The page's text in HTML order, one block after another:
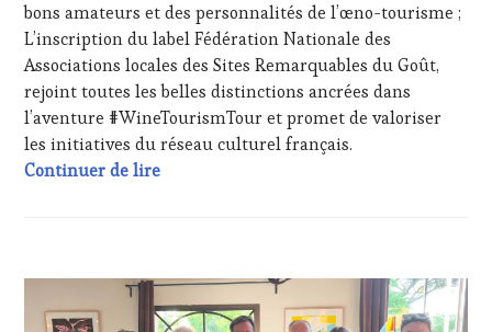
SOMMELIER,
VIGNOBLES,
WINE
TASTING
VOUCHER
TOURISM
FAME,
bons amateurs et des personnalités de l’œno-tourisme ;
L’inscription du label Fédération Nationale des
Associations locales des Sites Remarquables du Goût,
rejoint toutes les belles distinctions ancrées dans
l’aventure #WineTourismTour et promet de valoriser
les initiatives du réseau culturel français.
Continuer de lireC’est une excellente nouvelle ! La
HORS